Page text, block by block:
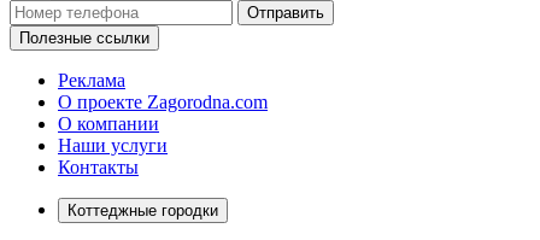
Отправить
Полезные ссылки
Реклама
О проекте Zagorodna.com
О компании
Наши услуги
Контакты
Коттеджные городки